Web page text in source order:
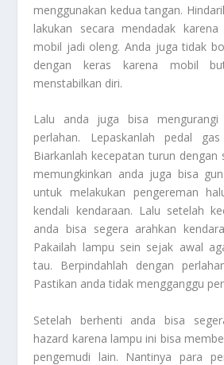
menggunakan kedua tangan.
lakukan secara mendadak
mobil jadi oleng. Anda juga tidak
dengan keras karena mobil
menstabilkan diri.
Lalu anda juga bisa mengurangi
perlahan. Lepaskanlah pedal
Biarkanlah kecepatan turun dengan
memungkinkan anda juga bisa
untuk melakukan pengereman
kendali kendaraan. Lalu setelah
anda bisa segera arahkan
Pakailah lampu sein sejak awal
tau. Berpindahlah dengan
Pastikan anda tidak mengganggu
Setelah berhenti anda bisa
hazard karena lampu ini bisa
pengemudi lain. Nantinya para